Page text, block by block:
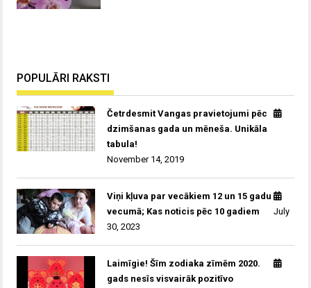
POPULĀRI RAKSTI
Četrdesmit Vangas pravietojumi pēc
dzimšanas gada un mēneša. Unikāla
tabula!
November 14, 2019
Viņi kļuva par vecākiem 12 un 15 gadu
vecumā; Kas noticis pēc 10 gadiem
July
30, 2023
Laimīgie! Šīm zodiaka zīmēm 2020.
gads nesīs visvairāk pozitīvo